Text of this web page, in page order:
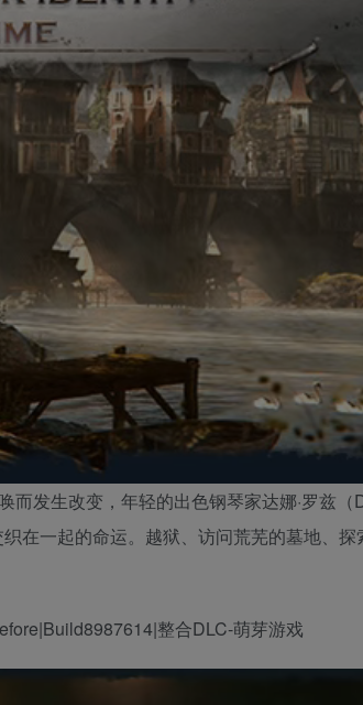
发生改变，年轻的出色钢琴家达娜·罗兹（
在一起的命运。越狱、访问荒芜的墓地、